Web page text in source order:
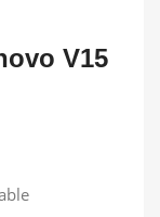
V15